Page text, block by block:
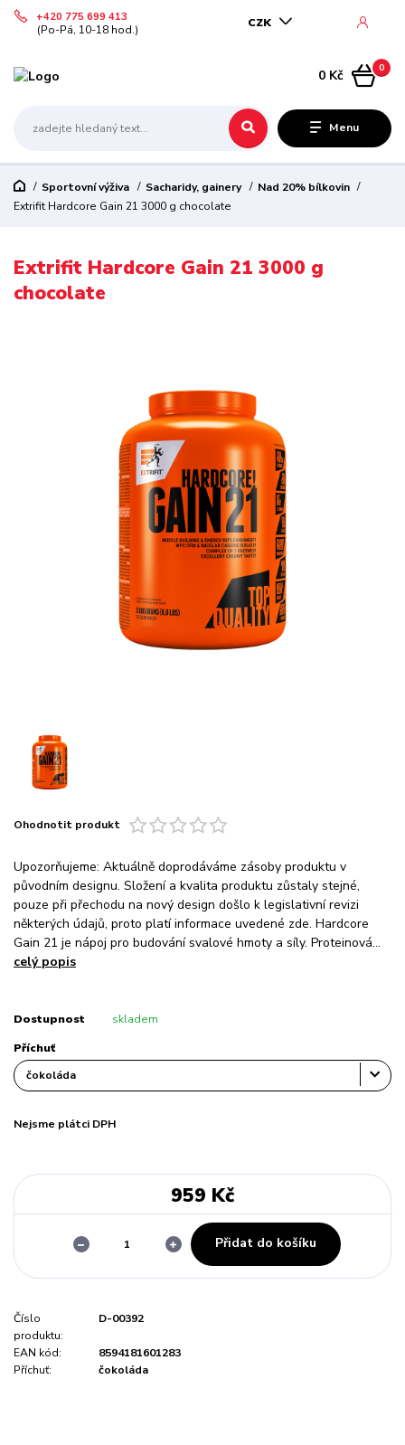
Menu
CZK
+420 775 699 413
(Po-Pá, 10-18 hod.)
0
0 Kč
Sportovní výživa Sacharidy, gainery
Nad 20% bílkovin
Extrifit Hardcore Gain 21 3000 g chocolate
Extrifit Hardcore Gain 21 3000 g
chocolate
Ohodnotit produkt
Upozorňujeme: Aktuálně doprodáváme zásoby produktu v
původním designu. Složení a kvalita produktu zůstaly stejné,
pouze při přechodu na nový design došlo k legislativní revizi
některých údajů, proto platí informace uvedené zde. Hardcore
Gain 21 je nápoj pro budování svalové hmoty a síly. Proteinová...
celý popis
Dostupnost skladem
Příchuť
Nejsme plátci DPH
959 Kč
Přidat do košíku
Číslo
produktu:
D-00392
EAN kód:
8594181601283
Příchuť:
čokoláda